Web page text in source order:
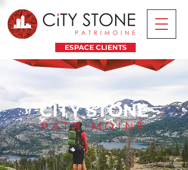
ESPACE CLIENTS
PATRIMOINE
CITY STONE